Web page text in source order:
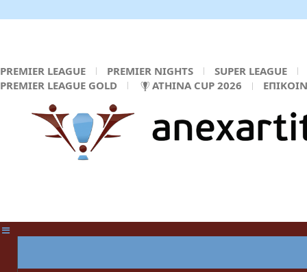
PREMIER LEAGUE PREMIER NIGHTS
SUPER LEAGUE
PREMIER LEAGUE GOLD
ATHINA CUP 2026